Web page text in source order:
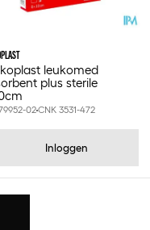
leukomed
plus sterile
02CNK 3531-472
Inloggen